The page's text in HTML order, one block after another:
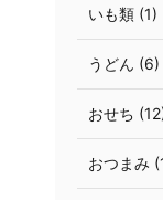
いも類 (1)
うどん (6)
おせち
おつまみ